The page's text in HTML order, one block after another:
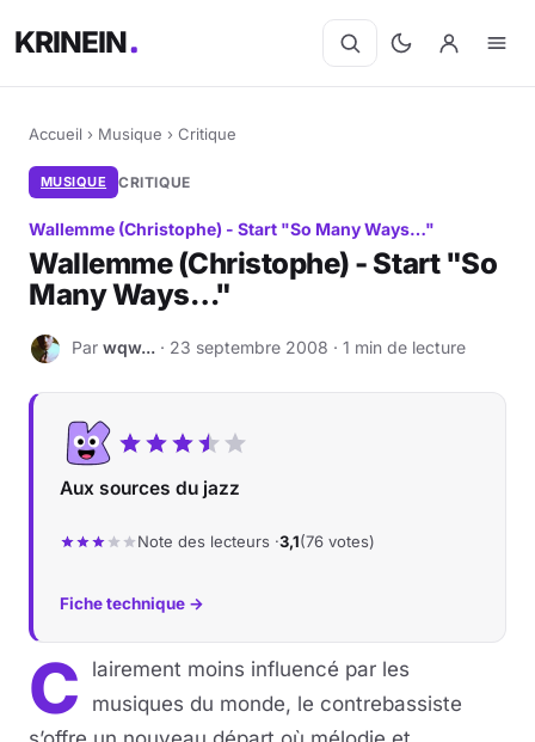
KRINEIN
Accueil › Musique › Critique
MUSIQUE CRITIQUE
Wallemme (Christophe) - Start "So Many Ways…"
Wallemme (Christophe) - Start "So
Many Ways…"
W Par wqw... · 23 septembre 2008 · 1 min de lecture
Aux sources du jazz
Note des lecteurs ·3,1(76 votes)
Fiche technique →
C
lairement moins influencé par les
musiques du monde, le contrebassiste